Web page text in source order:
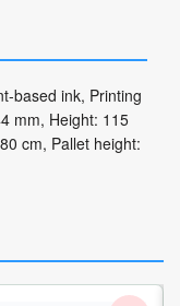
based ink, Printing
mm, Height: 115
cm, Pallet height: